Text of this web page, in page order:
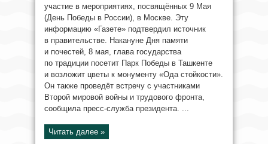
участие в мероприятиях, посвящённых 9 Мая
(День Победы в России), в Москве. Эту
информацию «Газете» подтвердил источник
в правительстве. Накануне Дня памяти
и почестей, 8 мая, глава государства
по традиции посетит Парк Победы в Ташкенте
и возложит цветы к монументу «Ода стойкости».
Он также проведёт встречу с участниками
Второй мировой войны и трудового фронта,
сообщила пресс-служба президента. ...
Читать далее »